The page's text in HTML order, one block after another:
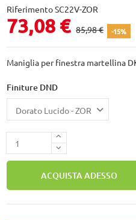
RiferimentoSC22V-ZOR
73,08 € 85,98 € -15%
Maniglia per finestra martellina
Finiture DND
ACQUISTA ADESSO